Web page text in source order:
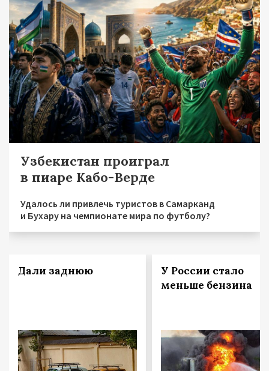
Узбекистан проиграл
в пиаре Кабо-Верде
Удалось ли привлечь туристов в Самарканд
и Бухару на чемпионате мира по футболу?
Дали заднюю
У России стало
меньше бензина